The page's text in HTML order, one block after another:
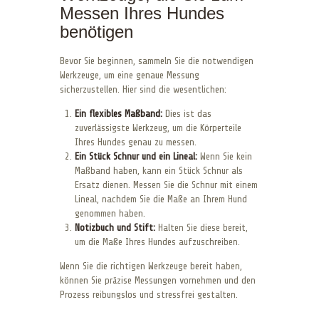
Messen Ihres Hundes
benötigen
Bevor Sie beginnen, sammeln Sie die notwendigen
Werkzeuge, um eine genaue Messung
sicherzustellen. Hier sind die wesentlichen:
Ein flexibles Maßband: Dies ist das
zuverlässigste Werkzeug, um die Körperteile
Ihres Hundes genau zu messen.
Ein Stück Schnur und ein Lineal: Wenn Sie kein
Maßband haben, kann ein Stück Schnur als
Ersatz dienen. Messen Sie die Schnur mit einem
Lineal, nachdem Sie die Maße an Ihrem Hund
genommen haben.
Notizbuch und Stift: Halten Sie diese bereit,
um die Maße Ihres Hundes aufzuschreiben.
Wenn Sie die richtigen Werkzeuge bereit haben,
können Sie präzise Messungen vornehmen und den
Prozess reibungslos und stressfrei gestalten.